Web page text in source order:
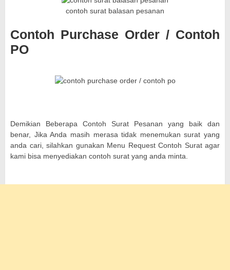
contoh surat balasan pesanan
Contoh Purchase Order / Contoh
PO
Demikian Beberapa Contoh Surat Pesanan yang baik dan
benar, Jika Anda masih merasa tidak menemukan surat yang
anda cari, silahkan gunakan Menu Request Contoh Surat agar
kami bisa menyediakan contoh surat yang anda minta.